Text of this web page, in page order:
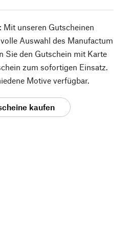
Mit unseren Gutscheinen
Auswahl des Manufactum
Sie den Gutschein mit Karte
zum sofortigen Einsatz.
Motive verfügbar.
kaufen